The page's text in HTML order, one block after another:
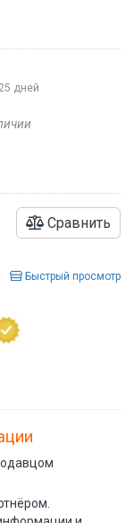
дней
Сравнить
Быстрый просмотр